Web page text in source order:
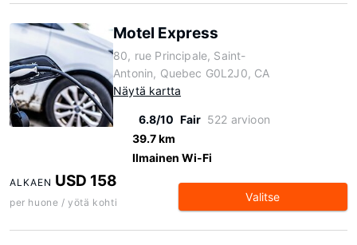
Motel Express
80, rue Principale, Saint-
Antonin, Quebec G0L2J0, CA
Näytä kartta
6.8/10 Fair 522 arvioon
39.7 km
Ilmainen Wi-Fi
ALKAEN USD 158
per huone / yötä kohti Valitse